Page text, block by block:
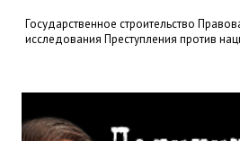
Государственное строительство
исследования Преступления против